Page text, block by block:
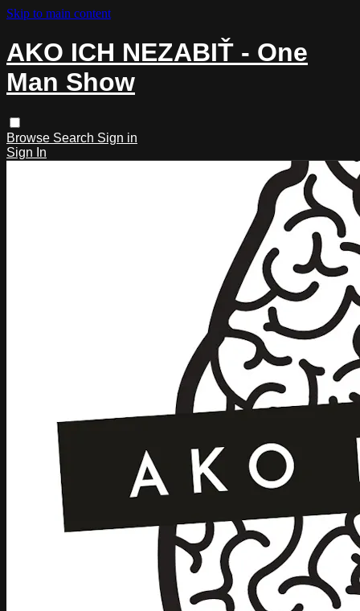
Skip to main content
AKO ICH NEZABIŤ - One
Man Show
Browse Search Sign in
Sign In